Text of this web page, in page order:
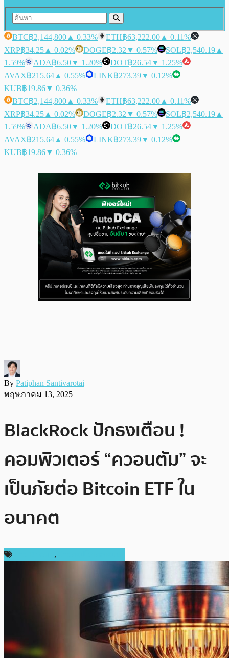
BTC฿2,144,800 ▲ 0.33% ETH฿63,222.00 ▲ 0.11%
XRP฿34.25 ▲ 0.02% DOGE฿2.32 ▼ 0.57% SOL฿2,540.19 ▲
1.59%
ADA฿6.50▼ 1.20% DOT฿26.54▼ 1.25%
AVAX฿215.64 ▲ 0.55% LINK฿273.39▼ 0.12%
KUB฿19.86▼ 0.36%
BTC฿2,144,800 ▲ 0.33% ETH฿63,222.00 ▲ 0.11%
XRP฿34.25 ▲ 0.02% DOGE฿2.32 ▼ 0.57% SOL฿2,540.19 ▲
1.59%
ADA฿6.50▼ 1.20% DOT฿26.54▼ 1.25%
AVAX฿215.64 ▲ 0.55% LINK฿273.39▼ 0.12%
KUB฿19.86▼ 0.36%
By Patiphan Santivarotai
พฤษภาคม 13, 2025
BlackRock ปักธงเตือน !
คอมพิวเตอร์ “ควอนตัม” จะ
เป็นภัยต่อ Bitcoin ETF ใน
อนาคต
,